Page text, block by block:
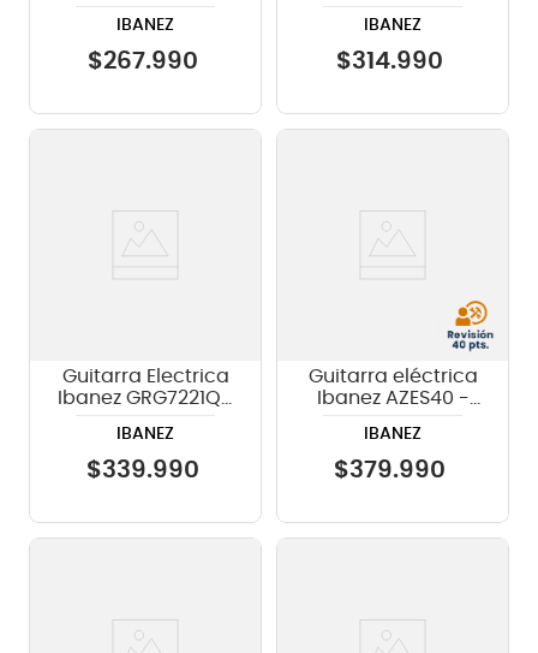
IBANEZ
$267.990
IBANEZ
$314.990
Guitarra Electrica
Ibanez GRG7221QA
Black Sunburst
IBANEZ
$339.990
Guitarra eléctrica
Ibanez AZES40 -
IBANEZ
$379.990